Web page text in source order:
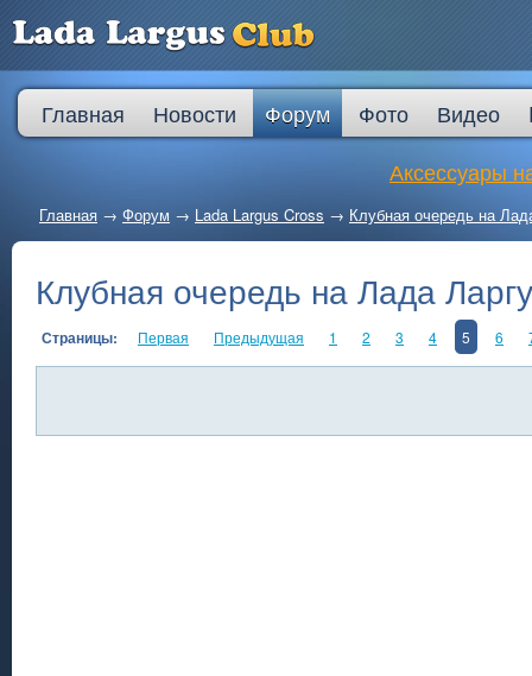
Главная Новости Форум Фото Видео
Аксессуары
Главная → Форум → Lada Largus Cross → Клубная очередь на
Клубная очередь на Лада
Страницы: Первая Предыдущая 1 2 3 4 5 6